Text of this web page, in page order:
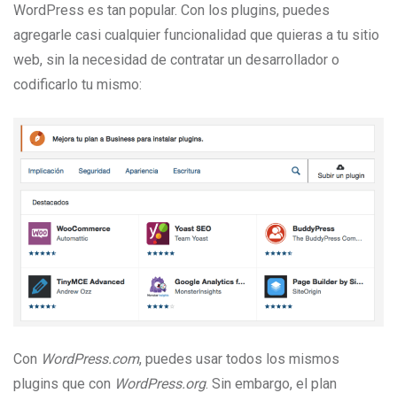
WordPress es tan popular. Con los plugins, puedes
agregarle casi cualquier funcionalidad que quieras a tu sitio
web, sin la necesidad de contratar un desarrollador o
codificarlo tu mismo:
Con WordPress.com, puedes usar todos los mismos
plugins que con WordPress.org. Sin embargo, el plan